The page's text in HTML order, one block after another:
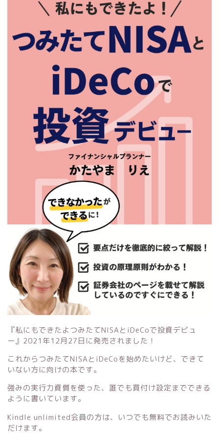
『私にもできたよつみたてNISAとiDeCoで投資デビュ
ー』 2021年12月27日に発売されました！
これからつみたてNISAとiDeCoを始めたいけど、できて
いない方に向けの本です。
強みの実行力資質を使った、誰でも買付け設定までできる
ように書いています。
Kindle unlimited会員の方は、いつでも無料でお読みいた
だけます。